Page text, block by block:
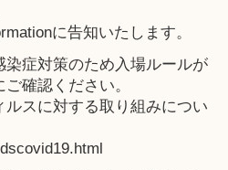
に告知いたします。
症対策のため入場ルールが
確認ください。
ルスに対する取り組みについ